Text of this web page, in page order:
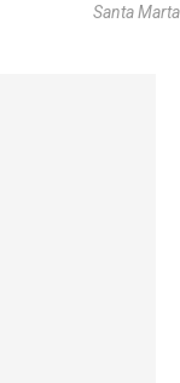
Santa Marta